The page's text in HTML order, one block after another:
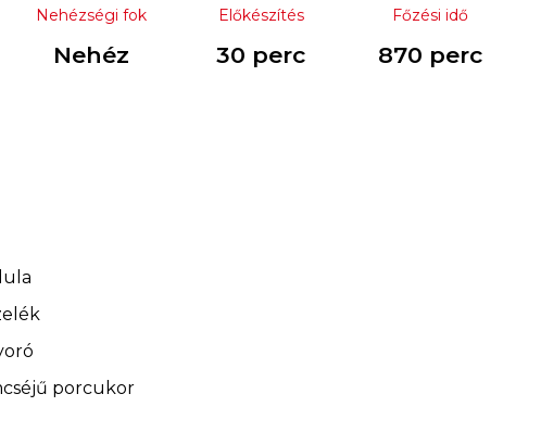
Nehézségi fok
Nehéz
Előkészítés
30 perc
Főzési idő
870 perc
porcukor